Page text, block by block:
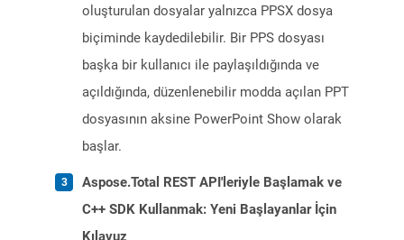
oluşturulan dosyalar yalnızca PPSX dosya
biçiminde kaydedilebilir. Bir PPS dosyası
başka bir kullanıcı ile paylaşıldığında ve
açıldığında, düzenlenebilir modda açılan PPT
dosyasının aksine PowerPoint Show olarak
başlar.
Aspose.Total REST API'leriyle Başlamak ve
C++ SDK Kullanmak: Yeni Başlayanlar İçin
Kılavuz